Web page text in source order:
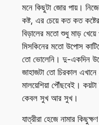
মনে কিছুটা জোর পায়।
কষ্ট, এর চেয়ে কত কত
বিড়ালের মতো শুধু মাড়
মিসকিনের মতো উপোস
তো ভোলেনি। দু-একদিন
জাহাজটা তো চিরকাল
মালয়েশিয়া পৌঁছবেই।
কেবল সুখ আর সুখ।
যাত্রীরা হেজে নামার